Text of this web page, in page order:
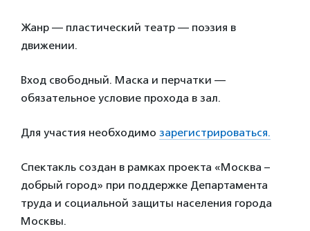
Жанр — пластический театр — поэзия в
движении.
Вход свободный. Маска и перчатки —
обязательное условие прохода в зал.
Для участия необходимо зарегистрироваться.
Спектакль создан в рамках проекта «Москва –
добрый город» при поддержке Департамента
труда и социальной защиты населения города
Москвы.